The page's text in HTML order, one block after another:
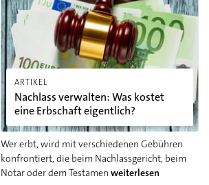
ARTIKEL
Nachlass verwalten: Was kostet
eine Erbschaft eigentlich?
Wer erbt, wird mit verschiedenen Gebühren
konfrontiert, die beim Nachlassgericht, beim
Notar oder dem Testamenweiterlesen